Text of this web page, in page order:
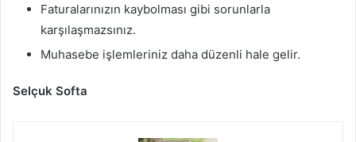
Faturalarınızın kaybolması gibi sorunlarla
karşılaşmazsınız.
Muhasebe işlemleriniz daha düzenli hale gelir.
Selçuk Softa